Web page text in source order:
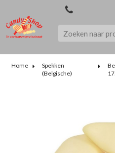
Home
Spekken
(Belgische)